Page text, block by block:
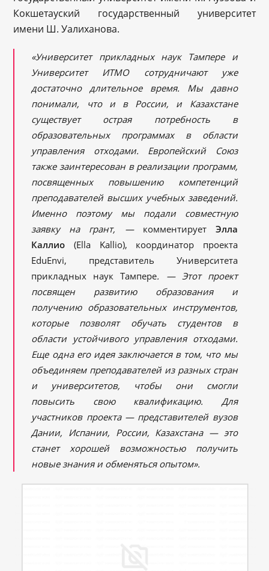
Кокшетауский государственный университет
имени Ш. Уалиханова.
«Университет прикладных наук Тампере и
Университет ИТМО сотрудничают уже
достаточно длительное время. Мы давно
понимали, что и в России, и Казахстане
существует острая потребность в
образовательных программах в области
управления отходами. Европейский Союз
также заинтересован в реализации программ,
посвященных повышению компетенций
преподавателей высших учебных заведений.
Именно поэтому мы подали совместную
заявку на грант, — комментирует Элла
Каллио (Ella Kallio), координатор проекта
EduEnvi, представитель Университета
прикладных наук Тампере. — Этот проект
посвящен развитию образования и
получению образовательных инструментов,
которые позволят обучать студентов в
области устойчивого управления отходами.
Еще одна его идея заключается в том, что мы
объединяем преподавателей из разных стран
и университетов, чтобы они смогли
повысить свою квалификацию. Для
участников проекта — представителей вузов
Дании, Испании, России, Казахстана — это
станет хорошей возможностью получить
новые знания и обменяться опытом».